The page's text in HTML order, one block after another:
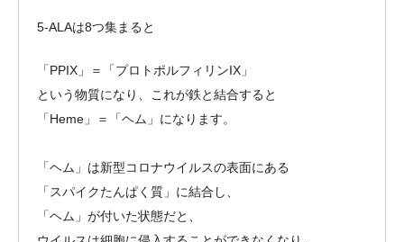
5-ALAは8つ集まると
「PPIX」＝「プロトポルフィリンIX」
という物質になり、これが鉄と結合すると
「Heme」＝「ヘム」になります。
「ヘム」は新型コロナウイルスの表面にある
「スパイクたんぱく質」に結合し、
「ヘム」が付いた状態だと、